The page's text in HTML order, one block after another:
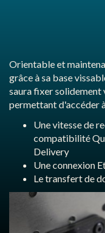
Orientable et
grâce à sa base
saura fixer
permettant d'accéder
Une vitesse de
compatibilité
Delivery
Une connexion
Le transfert de